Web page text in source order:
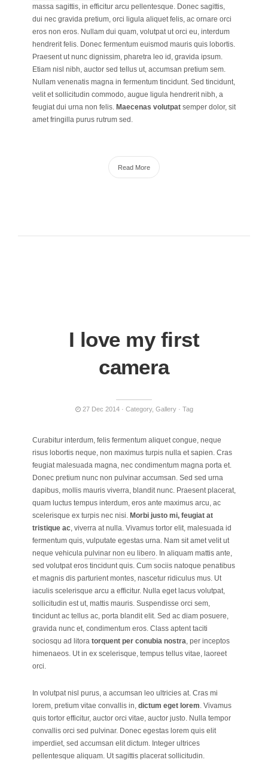
massa sagittis, in efficitur arcu pellentesque. Donec sagittis,
dui nec gravida pretium, orci ligula aliquet felis, ac ornare orci
eros non eros. Nullam dui quam, volutpat ut orci eu, interdum
hendrerit felis. Donec fermentum euismod mauris quis lobortis.
Praesent ut nunc dignissim, pharetra leo id, gravida ipsum.
Etiam nisl nibh, auctor sed tellus ut, accumsan pretium sem.
Nullam venenatis magna in fermentum tincidunt. Sed tincidunt,
velit et sollicitudin commodo, augue ligula hendrerit nibh, a
feugiat dui urna non felis. Maecenas volutpat semper dolor, sit
amet fringilla purus rutrum sed.
Read More
I love my first
camera
27 Dec 2014 Category, Gallery Tag
Curabitur interdum, felis fermentum aliquet congue, neque
risus lobortis neque, non maximus turpis nulla et sapien. Cras
feugiat malesuada magna, nec condimentum magna porta et.
Donec pretium nunc non pulvinar accumsan. Sed sed urna
dapibus, mollis mauris viverra, blandit nunc. Praesent placerat,
quam luctus tempus interdum, eros ante maximus arcu, ac
scelerisque ex turpis nec nisi. Morbi justo mi, feugiat at
tristique ac, viverra at nulla. Vivamus tortor elit, malesuada id
fermentum quis, vulputate egestas urna. Nam sit amet velit ut
neque vehicula pulvinar non eu libero. In aliquam mattis ante,
sed volutpat eros tincidunt quis. Cum sociis natoque penatibus
et magnis dis parturient montes, nascetur ridiculus mus. Ut
iaculis scelerisque arcu a efficitur. Nulla eget lacus volutpat,
sollicitudin est ut, mattis mauris. Suspendisse orci sem,
tincidunt ac tellus ac, porta blandit elit. Sed ac diam posuere,
gravida nunc et, condimentum eros. Class aptent taciti
sociosqu ad litora torquent per conubia nostra, per inceptos
himenaeos. Ut in ex scelerisque, tempus tellus vitae, laoreet
orci.
In volutpat nisl purus, a accumsan leo ultricies at. Cras mi
lorem, pretium vitae convallis in, dictum eget lorem. Vivamus
quis tortor efficitur, auctor orci vitae, auctor justo. Nulla tempor
convallis orci sed pulvinar. Donec egestas lorem quis elit
imperdiet, sed accumsan elit dictum. Integer ultrices
pellentesque aliquam. Ut sagittis placerat sollicitudin.